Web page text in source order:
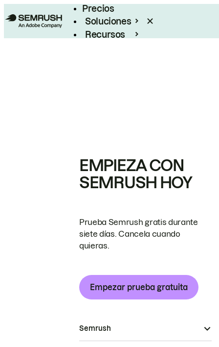
Precios
Soluciones
Recursos
EMPIEZA CON
SEMRUSH HOY
Prueba Semrush gratis durante
siete días. Cancela cuando
quieras.
Empezar prueba gratuita
Semrush